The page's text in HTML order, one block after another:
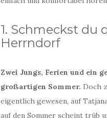
1. Schmeckst du
Herrndorf
Zwei Jungs, Ferien und ein
großartigen Sommer. Doch
eigentlich gewesen, auf
auf den Sommer scheint trüb